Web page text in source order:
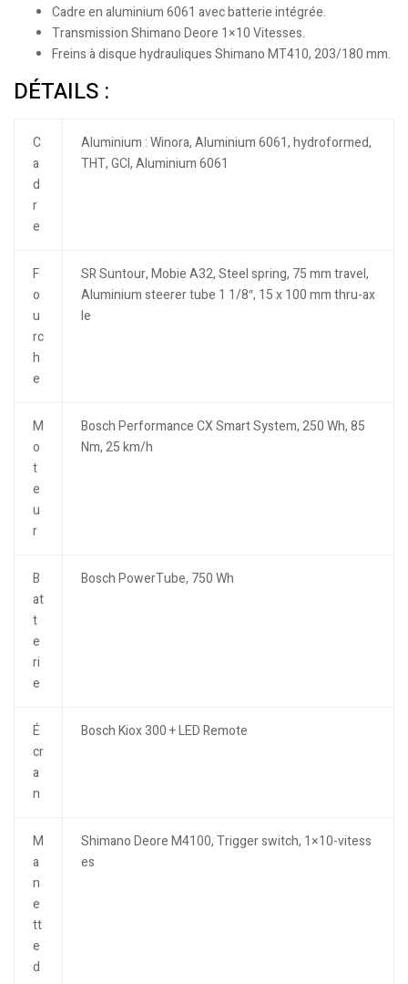
Cadre en aluminium 6061 avec batterie intégrée.
Transmission Shimano Deore 1×10 Vitesses.
Freins à disque hydrauliques Shimano MT410, 203/180 mm.
DÉTAILS :
C
a
d
r
e
Aluminium : Winora, Aluminium 6061, hydroformed,
THT, GCI, Aluminium 6061
F
o
u
rc
h
e
SR Suntour, Mobie A32, Steel spring, 75 mm travel,
Aluminium steerer tube 1 1/8″, 15 x 100 mm thru-ax
le
M
o
t
e
u
r
Bosch Performance CX Smart System, 250 Wh, 85
Nm, 25 km/h
B
at
t
e
ri
e
Bosch PowerTube, 750 Wh
É
cr
a
n
Bosch Kiox 300 + LED Remote
M
a
n
e
tt
e
d
Shimano Deore M4100, Trigger switch, 1×10-vitess
es